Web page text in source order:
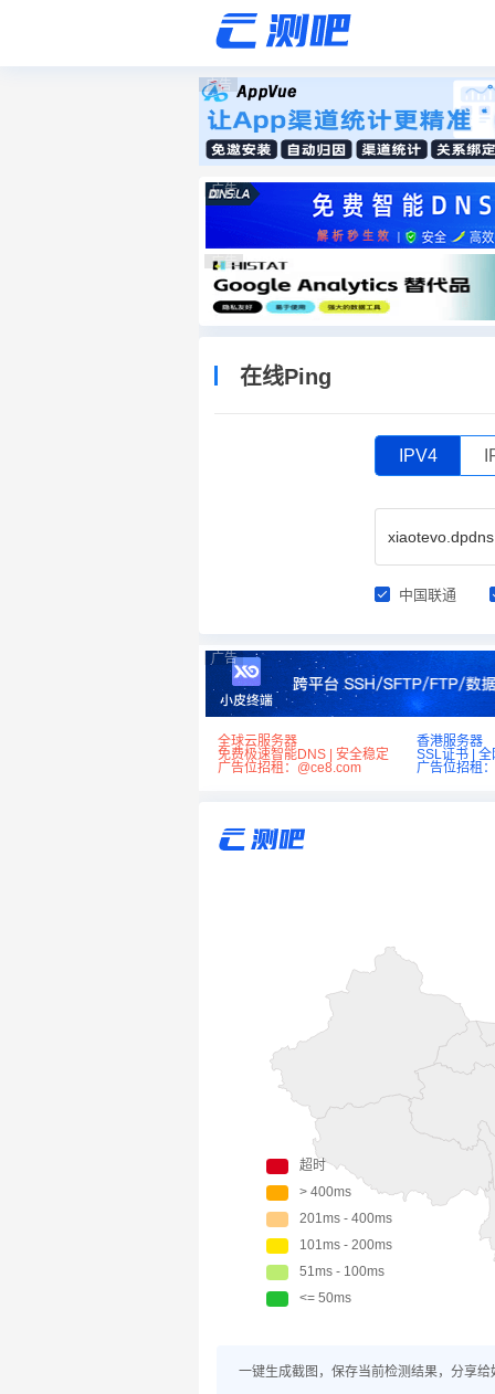
广告
广告
广告
在线Ping
IPV4
中国联通
广告
全球云服务器
香港服务器
免费极速智能DNS | 安全稳定
SSL证书 |
广告位招租：@ce8.com
广告位招租
一键生成截图，保存当前检测结果，分享给